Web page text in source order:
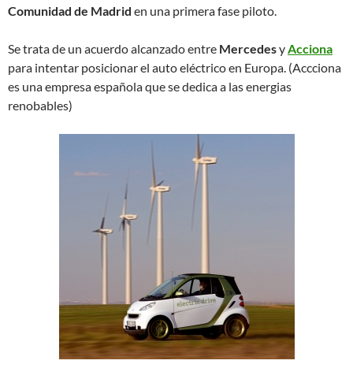
Comunidad de Madrid en una primera fase piloto.
Se trata de un acuerdo alcanzado entre MercedesyAcciona
para intentar posicionar el auto eléctrico en Europa. (Accciona
es una empresa española que se dedica a las energias
renobables)